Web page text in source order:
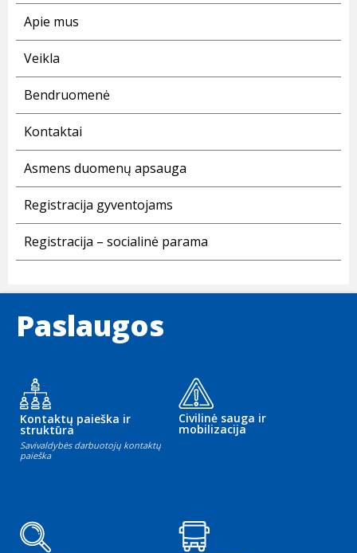
Apie mus
Veikla
Bendruomenė
Kontaktai
Asmens duomenų apsauga
Registracija gyventojams
Registracija – socialinė parama
Paslaugos
Kontaktų paieška ir
struktūra
Savivaldybės darbuotojų kontaktų
paieška
Civilinė sauga ir
mobilizacija